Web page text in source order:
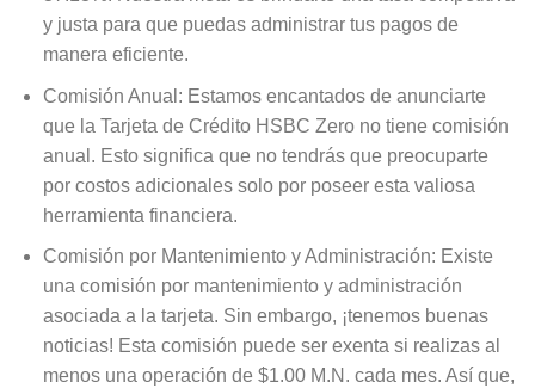
y justa para que puedas administrar tus pagos de
manera eficiente.
Comisión Anual: Estamos encantados de anunciarte
que la Tarjeta de Crédito HSBC Zero no tiene comisión
anual. Esto significa que no tendrás que preocuparte
por costos adicionales solo por poseer esta valiosa
herramienta financiera.
Comisión por Mantenimiento y Administración: Existe
una comisión por mantenimiento y administración
asociada a la tarjeta. Sin embargo, ¡tenemos buenas
noticias! Esta comisión puede ser exenta si realizas al
menos una operación de $1.00 M.N. cada mes. Así que,